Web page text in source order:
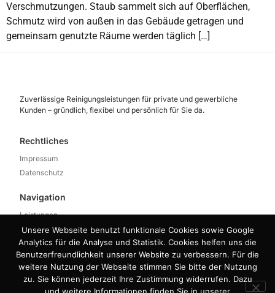
Verschmutzungen. Staub sammelt sich auf Oberflächen,
Schmutz wird von außen in das Gebäude getragen und
gemeinsam genutzte Räume werden täglich […]
Zuverlässige Reinigungsleistungen für private und gewerbliche
Kunden – gründlich, flexibel und persönlich für Sie da.
Rechtliches
Impressum
Datenschutz
Navigation
Leistungen
Über uns
Kunden
FAQ
Kontakt
Unsere Webseite benutzt funktionale Cookies sowie Google
Analytics für die Analyse und Statistik. Cookies helfen uns die
Benutzerfreundlichkeit unserer Website zu verbessern. Für die
weitere Nutzung der Webseite stimmen Sie bitte der Nutzung
zu. Sie können jederzeit Ihre Zustimmung widerrufen. Dazu